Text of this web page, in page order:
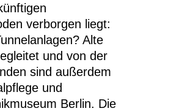
verborgen liegt:
Alte
und von der
sind außerdem
und
Berlin. Die